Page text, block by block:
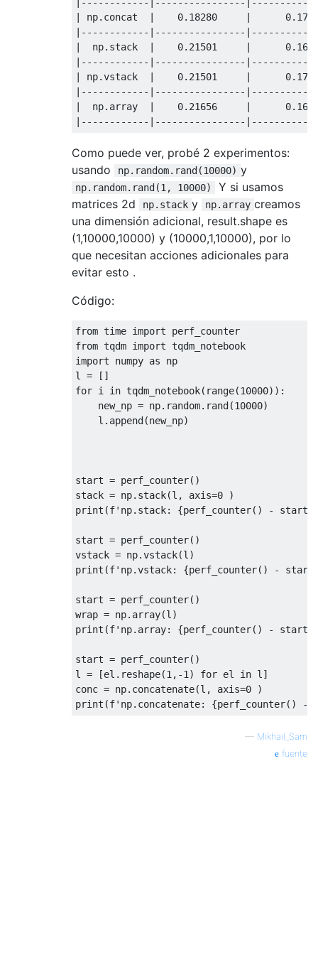
|
np. concat | 0.18280 |
|------------|----------------
|
  np
. stack | 0.21501 |
|------------|----------------
|
np.vstack | 0.21501 |
|------------|----------------
|
  np
. array | 0.21656 |
|------------|----------------
Como puede ver, probé 2 experimentos:
usando
np.random.rand(10000) y
np.random.rand(1, 10000)
Y si usamos
matrices 2d
np.stack y np.array creamos
una dimensión adicional, result.shape es
(1,10000,10000) y (10000,1,10000), por lo
que necesitan acciones adicionales para
evitar esto .
Código:
from time import perf_counter
from tqdm import tqdm_notebook
import numpy as np
l =
[]
for i in tqdm_notebook( range(10000)):
    new_np
= np. random. rand(10000)
    l
. append(new_np)
start = perf_counter()
stack = np. stack(l , axis=0
)
print (f'np.stack: {perf_counter() -
start = perf_counter()
vstack = np.vstack(l )
print (f'np.vstack: {perf_counter() -
start = perf_counter()
wrap = np. array(l )
print (f'np.array: {perf_counter() -
start = perf_counter()
l = [el . reshape(1 ,-1 ) for el in l ]
conc = np. concatenate(l , axis=0
)
print (f'np.concatenate: {perf_counter()
— Mikhail_Sam
fuente